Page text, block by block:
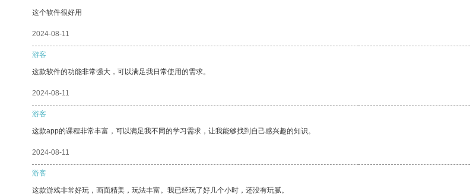
这个软件很好用
2024-08-11
游客
这款软件的功能非常强大，可以满足我日常使用的需求。
2024-08-11
游客
这款app的课程非常丰富，可以满足我不同的学习需求，让我能够找到自己感兴趣的知识。
2024-08-11
游客
这款游戏非常好玩，画面精美，玩法丰富。我已经玩了好几个小时，还没有玩腻。